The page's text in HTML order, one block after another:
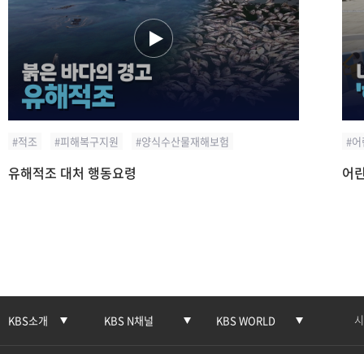
적조 피해복구지원 양식수산물재해보험
유해적조 대처 행동요령 어
KBS소개 KBS N채널 KBS WORLD